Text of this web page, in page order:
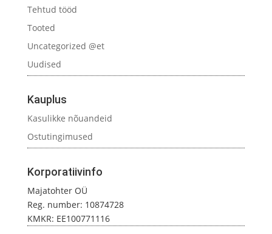
Tehtud tööd
Tooted
Uncategorized @et
Uudised
Kauplus
Kasulikke nõuandeid
Ostutingimused
Korporatiivinfo
Majatohter OÜ
Reg. number: 10874728
KMKR: EE100771116